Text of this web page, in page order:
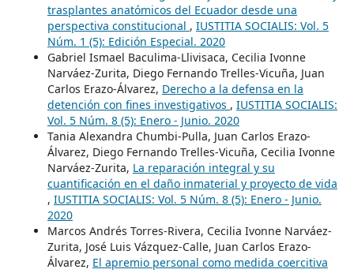
trasplantes anatómicos del Ecuador desde una
perspectiva constitucional , IUSTITIA SOCIALIS: Vol. 5
Núm. 1 (5): Edición Especial. 2020
Gabriel Ismael Baculima-Llivisaca, Cecilia Ivonne
Narváez-Zurita, Diego Fernando Trelles-Vicuña, Juan
Carlos Erazo-Álvarez, Derecho a la defensa en la
detención con fines investigativos , IUSTITIA SOCIALIS:
Vol. 5 Núm. 8 (5): Enero - Junio. 2020
Tania Alexandra Chumbi-Pulla, Juan Carlos Erazo-
Álvarez, Diego Fernando Trelles-Vicuña, Cecilia Ivonne
Narváez-Zurita, La reparación integral y su
cuantificación en el daño inmaterial y proyecto de vida
, IUSTITIA SOCIALIS: Vol. 5 Núm. 8 (5): Enero - Junio.
2020
Marcos Andrés Torres-Rivera, Cecilia Ivonne Narváez-
Zurita, José Luis Vázquez-Calle, Juan Carlos Erazo-
Álvarez, El apremio personal como medida coercitiva